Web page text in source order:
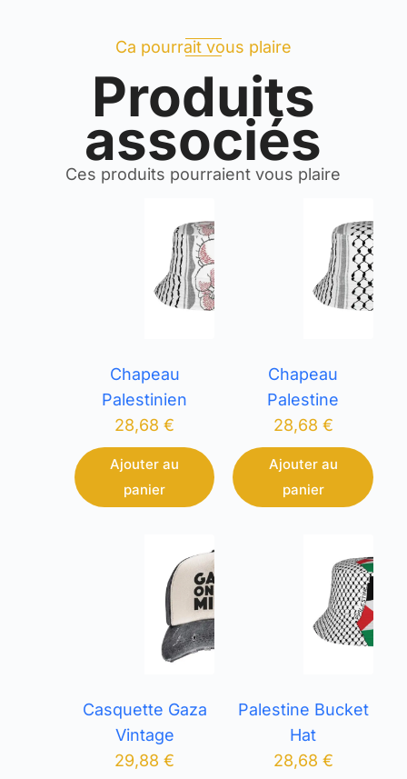
Ca pourrait vous plaire
Produits
associés
Ces produits pourraient vous plaire
Chapeau
Palestinien
28,68€
Ajouter au
panier
Chapeau
Palestine
28,68 €
Ajouter au
panier
Casquette Gaza
Vintage
29,88€
Palestine Bucket
Hat
28,68 €